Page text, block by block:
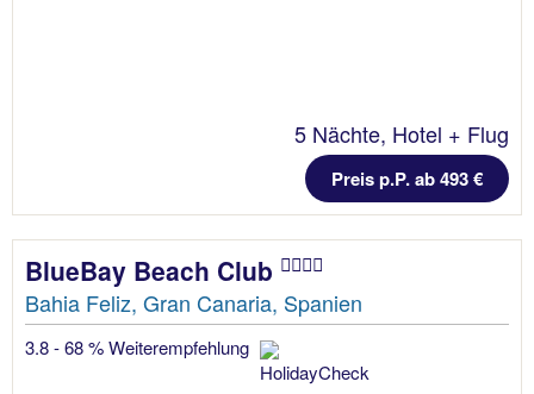
5 Nächte, Hotel + Flug
Preis p.P. ab 493 €
BlueBay Beach Club
Bahia Feliz, Gran Canaria, Spanien
3.8 - 68 % Weiterempfehlung